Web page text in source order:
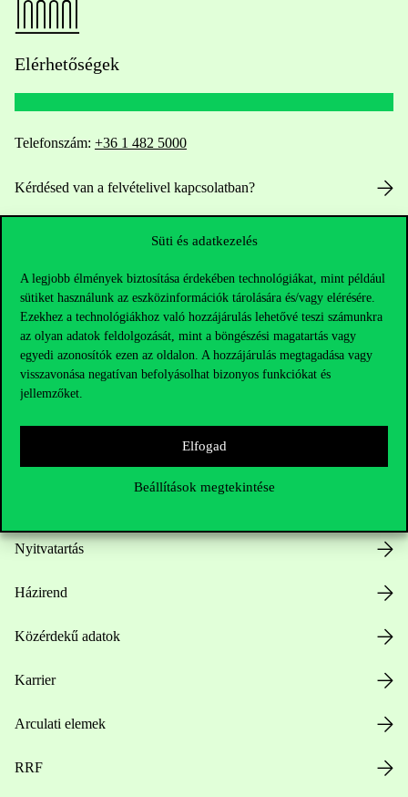
Süti és adatkezelés
A legjobb élmények biztosítása érdekében technológiákat, mint például
sütiket használunk az eszközinformációk tárolására és/vagy elérésére.
Ezekhez a technológiákhoz való hozzájárulás lehetővé teszi számunkra
az olyan adatok feldolgozását, mint a böngészési magatartás vagy
egyedi azonosítók ezen az oldalon. A hozzájárulás megtagadása vagy
visszavonása negatívan befolyásolhat bizonyos funkciókat és
jellemzőket.
Elfogad
Beállítások megtekintése
Elérhetőségek
Telefonszám: +36 1 482 5000
Kérdésed van a felvételivel kapcsolatban?
HUB jelenlegi hallgatóinknak
Sajtó:press@uni-corvinus.hu
Hasznos linkek
Nyitvatartás
Házirend
Közérdekű adatok
Karrier
Arculati elemek
RRF